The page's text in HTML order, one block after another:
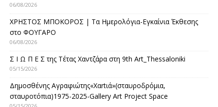
06/08/2026
ΧΡΗΣΤΟΣ ΜΠΟΚΟΡΟΣ | Τα Ημερολόγια-Εγκαίνια Έκθεσης
στο ΦΟΥΓΑΡΟ
06/08/2026
Σ Ι Ω Π Ε Σ της Τέτας Χαντζάρα στη 9th Art_Thessaloniki
05/15/2026
Δημοσθένης Αγραφιώτης«Xαrtιά»(σταυροδρόμια,
σταυροτόπια)1975-2025-Gallery Art Project Space